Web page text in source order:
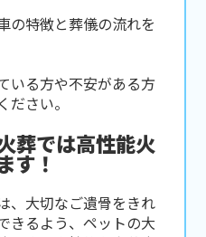
の特徴と葬儀の流れを
いる方や不安がある方
さい。
葬では高性能火
す！
、大切なご遺骨をきれ
きるよう、ペットの大